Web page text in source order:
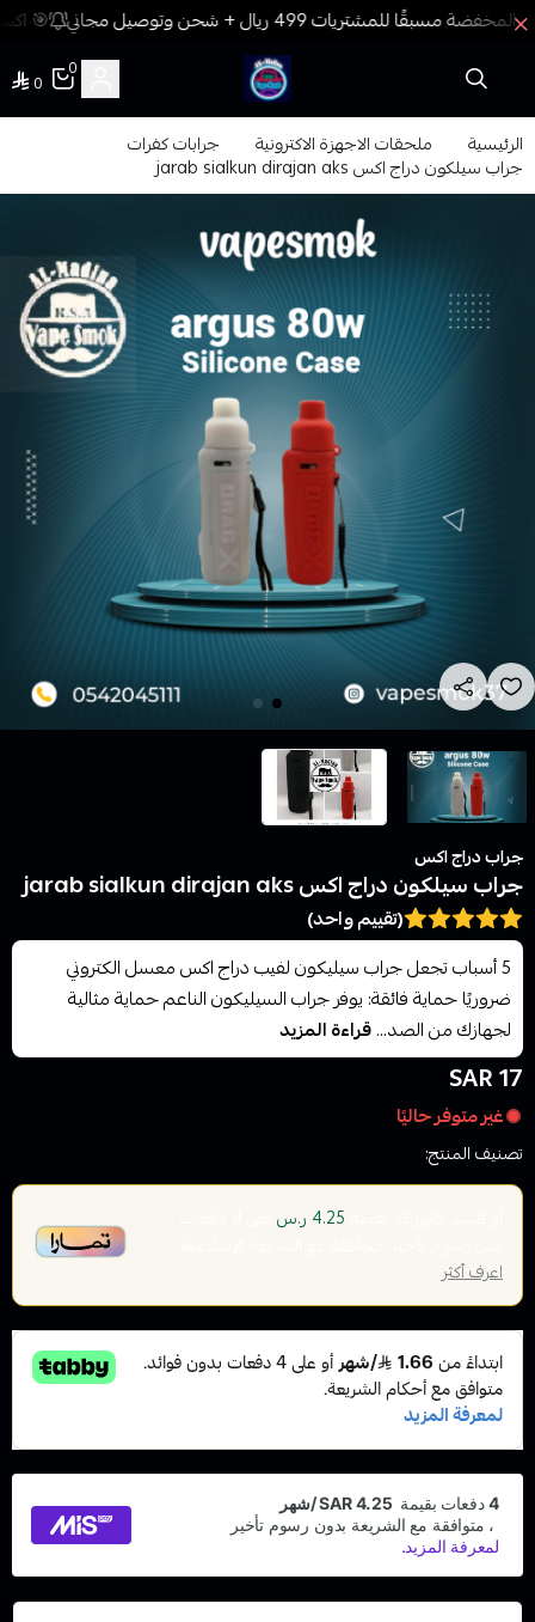
🎯
فيب المدينة
0
0
الرئيسية ملحقات الاجهزة الاكترونية جرابات كفرات
جراب سيلكون دراج اكس jarab sialkun dirajan aks
جراب دراج اكس
جراب سيلكون دراج اكس jarab sialkun dirajan aks
(تقييم واحد)
5 أسباب تجعل جراب سيليكون لفيب دراج اكس معسل الكتروني
ضروريًا حماية فائقة: يوفر جراب السيليكون الناعم حماية مثالية
لجهازك من الصد...قراءة المزيد
17 SAR
غير متوفر حاليًا
تصنيف المنتج:
4.25 ر.س
اعرف أكثر